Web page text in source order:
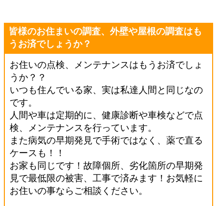
皆様のお住まいの調査、外壁や屋根の調査はも
うお済でしょうか？
お住いの点検、メンテナンスはもうお済でしょ
うか？？
いつも住んでいる家、実は私達人間と同じなの
です。
人間や車は定期的に、健康診断や車検などで点
検、メンテナンスを行っています。
また病気の早期発見で手術ではなく、薬で直る
ケースも！！
お家も同じです！故障個所、劣化箇所の早期発
見で最低限の被害、工事で済みます！お気軽に
お住いの事ならご相談ください。